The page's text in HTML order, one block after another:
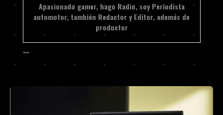
Apasionado gamer, hago Radio, soy Periodista
automotor, también Redactor y Editor, además de
productor
…